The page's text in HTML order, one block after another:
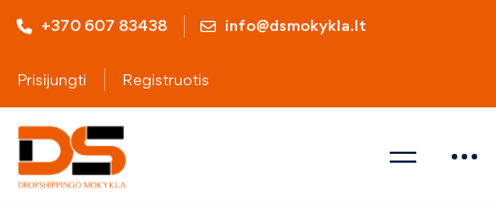
+370 607 83438 info@dsmokykla.lt
Prisijungti Registruotis